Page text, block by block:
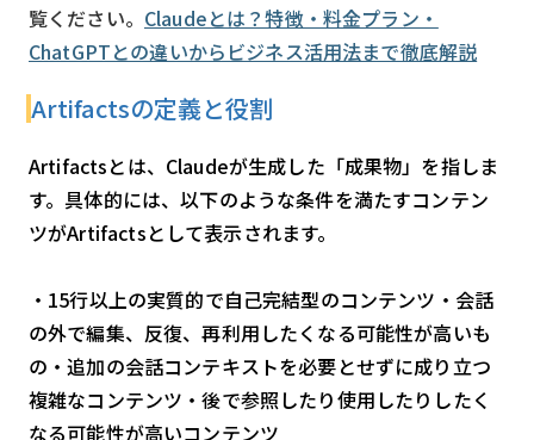
覧ください。 Claudeとは？特徴・料金プラン・
ChatGPTとの違いからビジネス活用法まで徹底解説
Artifactsの定義と役割
Artifactsとは、Claudeが生成した「成果物」を指しま
す。具体的には、以下のような条件を満たすコンテン
ツがArtifactsとして表示されます。
・15行以上の実質的で自己完結型のコンテンツ・会話
の外で編集、反復、再利用したくなる可能性が高いも
の・追加の会話コンテキストを必要とせずに成り立つ
複雑なコンテンツ・後で参照したり使用したりしたく
なる可能性が高いコンテンツ